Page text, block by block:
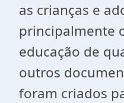
as crianças e
principalmente
educação de
outros
foram criados